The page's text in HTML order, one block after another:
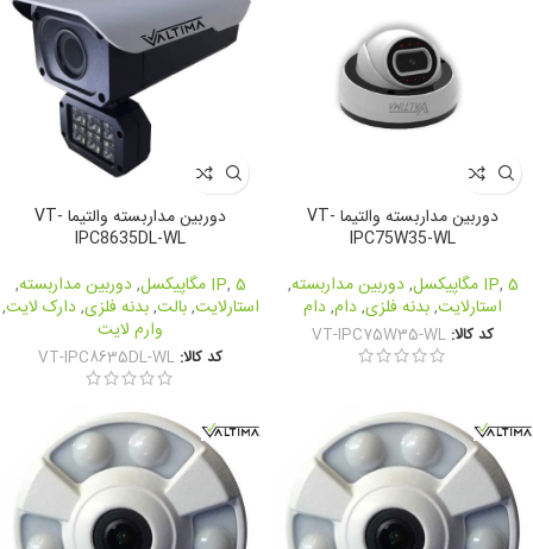
دوربین مداربسته والتیما VT-
IPC75W35-WL
IP, 5 مگاپیکسل ,دوربین مداربسته,
استارلایت,بدنه فلزی,دام,دام
کد کالا: VT-IPC75W35-WL
دوربین مداربسته والتیما VT-
IPC8635DL-WL
IP, 5 مگاپیکسل ,دوربین مداربسته,
استارلایت,بالت,بدنه فلزی,دارک لایت,
وارم لایت
کد کالا: VT-IPC8635DL-WL